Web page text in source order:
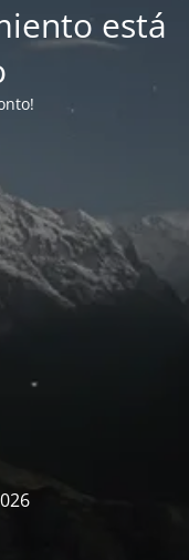
está